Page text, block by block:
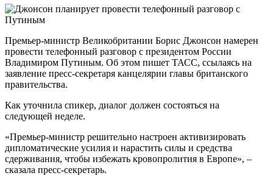
Премьер-министр Великобритании Борис Джонсон намерен
провести телефонный разговор с президентом России
Владимиром Путиным. Об этом пишет ТАСС, ссылаясь на
заявление пресс-секретаря канцелярии главы британского
правительства.
Как уточнила спикер, диалог должен состояться на
следующей неделе.
«Премьер-министр решительно настроен активизировать
дипломатические усилия и нарастить силы и средства
сдерживания, чтобы избежать кровопролития в Европе», –
сказала пресс-секретарь.